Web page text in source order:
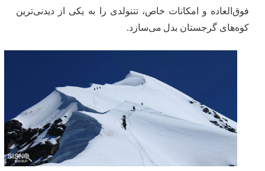
فوق‌العاده و امکانات خاص، تتنولدی را به یکی از دیدنی‌ترین
کوه‌های گرجستان بدل می‌سازد.